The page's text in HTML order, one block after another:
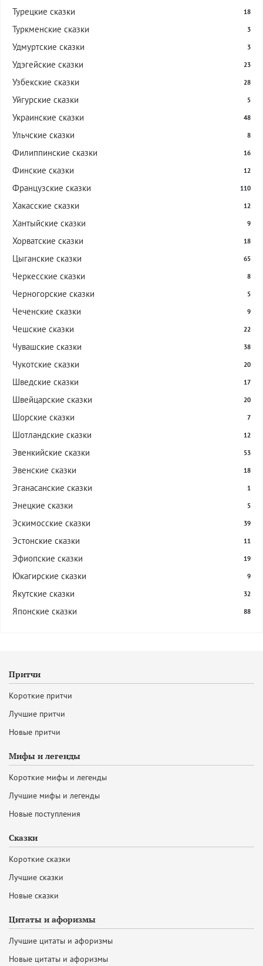
Турецкие сказки 18
Туркменские сказки 3
Удмуртские сказки 3
Удэгейские сказки 23
Узбекские сказки 28
Уйгурские сказки 5
Украинские сказки 48
Ульчские сказки 8
Филиппинские сказки 16
Финские сказки 12
Французские сказки 110
Хакасские сказки 12
Хантыйские сказки 9
Хорватские сказки 18
Цыганские сказки 65
Черкесские сказки 8
Черногорские сказки 5
Чеченские сказки 9
Чешские сказки 22
Чувашские сказки 38
Чукотские сказки 20
Шведские сказки 17
Швейцарские сказки 20
Шорские сказки 7
Шотландские сказки 12
Эвенкийские сказки 53
Эвенские сказки 18
Эганасанские сказки 1
Энецкие сказки 5
Эскимосские сказки 39
Эстонские сказки 11
Эфиопские сказки 19
Юкагирские сказки 9
Якутские сказки 32
Японские сказки 88
Притчи
Короткие притчи
Лучшие притчи
Новые притчи
Мифы и легенды
Короткие мифы и легенды
Лучшие мифы и легенды
Новые поступления
Сказки
Короткие сказки
Лучшие сказки
Новые сказки
Цитаты и афоризмы
Лучшие цитаты и афоризмы
Новые цитаты и афоризмы